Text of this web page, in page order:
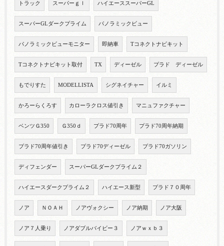
トラック スーパーｇｌ ハイエーススーパーGL
スーパーGLダークプライム パノラミックビュー
パノラミックビューモニター 即納車 Tコネクトナビキット
Tコネクトナビキット取付 TX ディーゼル プラド ディーゼル
もでりすた MODELLISTA シグネイチャー イルミ
かろーらくろす カローラクロス値引き マニュファクチャー
ベンツＧ350 Ｇ350ｄ プラド70周年 プラド70周年納期
プラド70周年値引き プラド70ディーゼル プラド70ガソリン
ディフェンダー スーパーGLダークプライム２
ハイエースダークプライム２ ハイエース新型 プラド７０周年
ノア ＮＯＡＨ ノアヴォクシー ノア納期 ノア大阪
ノア７人乗り ノアダブルバイビー３ ノアｗｘｂ３